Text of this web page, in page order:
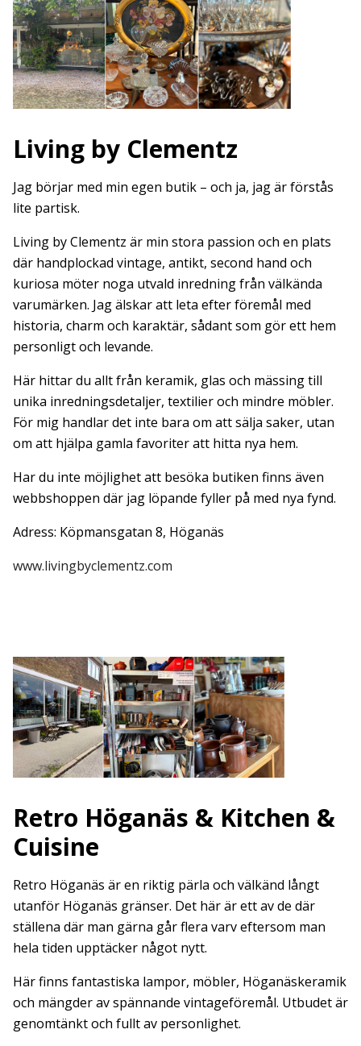
Living by Clementz
Jag börjar med min egen butik – och ja, jag är förstås
lite partisk.
Living by Clementz är min stora passion och en plats
där handplockad vintage, antikt, second hand och
kuriosa möter noga utvald inredning från välkända
varumärken. Jag älskar att leta efter föremål med
historia, charm och karaktär, sådant som gör ett hem
personligt och levande.
Här hittar du allt från keramik, glas och mässing till
unika inredningsdetaljer, textilier och mindre möbler.
För mig handlar det inte bara om att sälja saker, utan
om att hjälpa gamla favoriter att hitta nya hem.
Har du inte möjlighet att besöka butiken finns även
webbshoppen där jag löpande fyller på med nya fynd.
Adress: Köpmansgatan 8, Höganäs
www.livingbyclementz.com
Retro Höganäs & Kitchen &
Cuisine
Retro Höganäs är en riktig pärla och välkänd långt
utanför Höganäs gränser. Det här är ett av de där
ställena där man gärna går flera varv eftersom man
hela tiden upptäcker något nytt.
Här finns fantastiska lampor, möbler, Höganäskeramik
och mängder av spännande vintageföremål. Utbudet är
genomtänkt och fullt av personlighet.